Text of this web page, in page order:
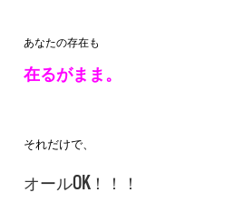
あなたの存在も
在るがまま。
それだけで、
オールOK！！！